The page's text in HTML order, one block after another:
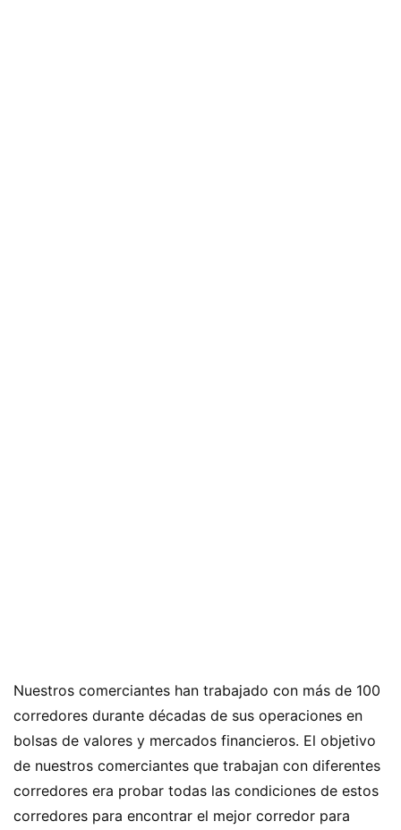
Nuestros comerciantes han trabajado con más de 100
corredores durante décadas de sus operaciones en
bolsas de valores y mercados financieros. El objetivo
de nuestros comerciantes que trabajan con diferentes
corredores era probar todas las condiciones de estos
corredores para encontrar el mejor corredor para